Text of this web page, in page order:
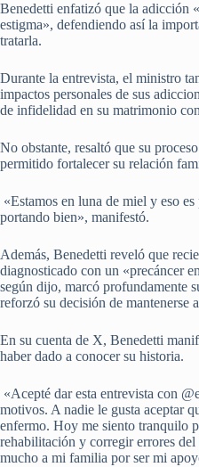
Benedetti enfatizó que la adicción
estigma», defendiendo así la
tratarla.
Durante la entrevista, el ministro
impactos personales de sus
de infidelidad en su matrimonio
No obstante, resaltó que su
permitido fortalecer su relación
«Estamos en luna de miel y eso
portando bien», manifestó.
Además, Benedetti reveló que
diagnosticado con un «precáncer
según dijo, marcó profundamente
reforzó su decisión de mantenerse
En su cuenta de X, Benedetti
haber dado a conocer su historia.
«Acepté dar esta entrevista con
motivos. A nadie le gusta aceptar
enfermo. Hoy me siento tranquilo
rehabilitación y corregir errores del
mucho a mi familia por ser mi